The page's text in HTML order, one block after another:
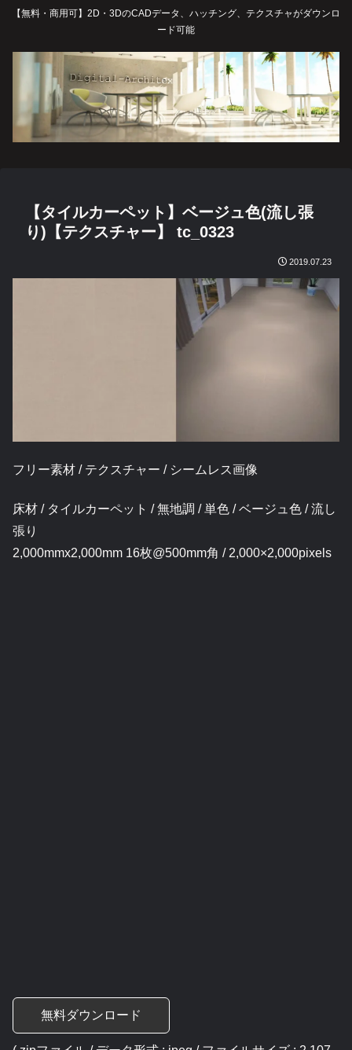
【無料・商用可】2D・3DのCADデータ、ハッチング、テクスチャがダウンロ
ード可能
【タイルカーペット】ベージュ色(流し張
り)【テクスチャー】 tc_0323
2019.07.23
フリー素材 / テクスチャー / シームレス画像
床材 / タイルカーペット / 無地調 / 単色 / ベージュ色 / 流し
張り
2,000mmx2,000mm 16枚@500mm角 / 2,000×2,000pixels
無料ダウンロード